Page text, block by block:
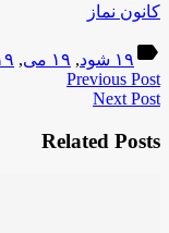
کانون نماز
label ۱۹ شود , ۱۹ می , ۱۹
Previous Post
Next Post
Related Posts